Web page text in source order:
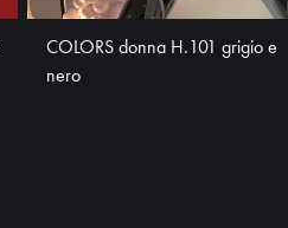
COLORS donna H.101 grigio e
nero